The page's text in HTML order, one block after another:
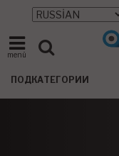
menü
ПОДКАТЕГОРИИ